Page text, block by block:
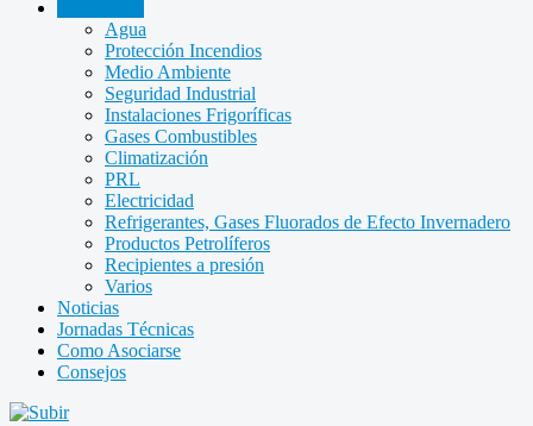
Agua
Protección Incendios
Medio Ambiente
Seguridad Industrial
Instalaciones Frigoríficas
Gases Combustibles
Climatización
PRL
Electricidad
Refrigerantes, Gases Fluorados de Efecto Invernadero
Productos Petrolíferos
Recipientes a presión
Varios
Noticias
Jornadas Técnicas
Como Asociarse
Consejos